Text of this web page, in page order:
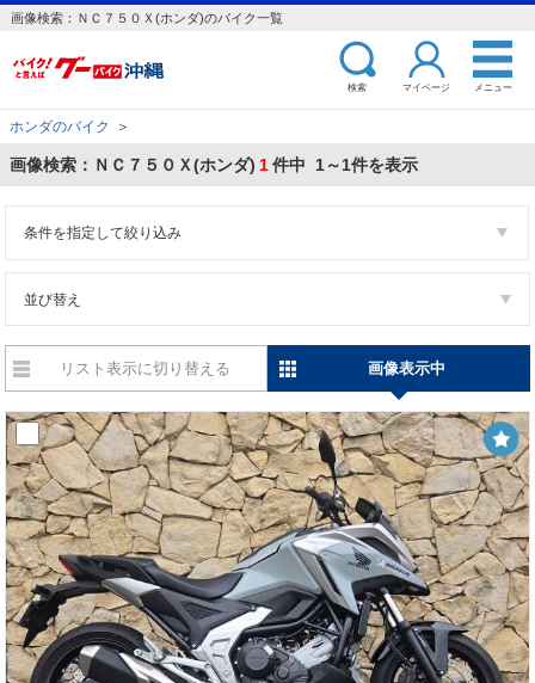
画像検索：ＮＣ７５０Ｘ(ホンダ)のバイク一覧
検索 マイページ メニュー
ホンダのバイク ＞
画像検索：ＮＣ７５０Ｘ(ホンダ) 1件中 1～1件を表示
条件を指定して絞り込み
並び替え
リスト表示に切り替える 画像表示中